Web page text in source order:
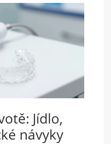
Jídlo,
návyky